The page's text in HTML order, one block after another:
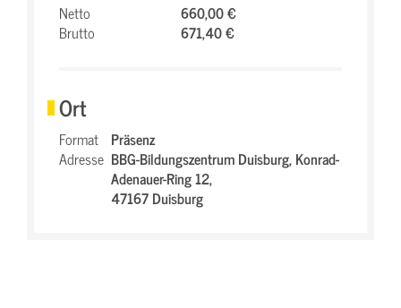
Netto
660,00 €
Brutto
671,40 €
Ort
Format Präsenz
Adresse BBG-Bildungszentrum Duisburg,Konrad-
Adenauer-Ring 12,
47167 Duisburg